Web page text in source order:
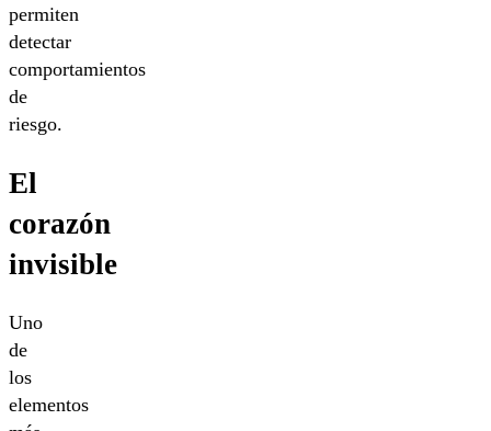
permiten
detectar
comportamientos
de
riesgo.
El
corazón
invisible
Uno
de
los
elementos